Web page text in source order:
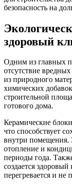
безопасность на
здоровый
Одним из главных
отсутствие
из природного
химических
строительной
готового дома.
Керамические
что способствует
внутри помещения.
отопление и
периоды года.
создается
перегревается и не